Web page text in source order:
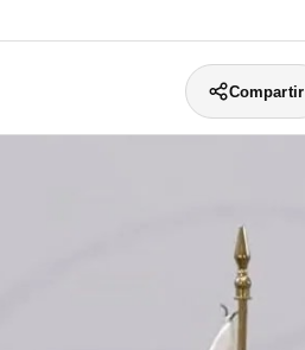
Compartir